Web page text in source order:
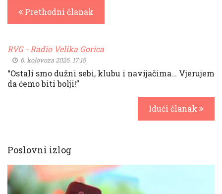
Prethodni članak
RVG - Radio Velika Gorica
6. kolovoza 2026. 17:15
“Ostali smo dužni sebi, klubu i navijačima… Vjerujem
da ćemo biti bolji!”
Idući članak
Poslovni izlog